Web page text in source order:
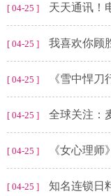
[ 04-25 ] 天天通讯！电
[ 04-25 ] 我喜欢你顾
[ 04-25 ] 《雪中悍刀行》
[ 04-25 ] 全球关注：麦
[ 04-25 ] 《女心理师》
[ 04-25 ] 知名连锁日料餐厅吃出剧